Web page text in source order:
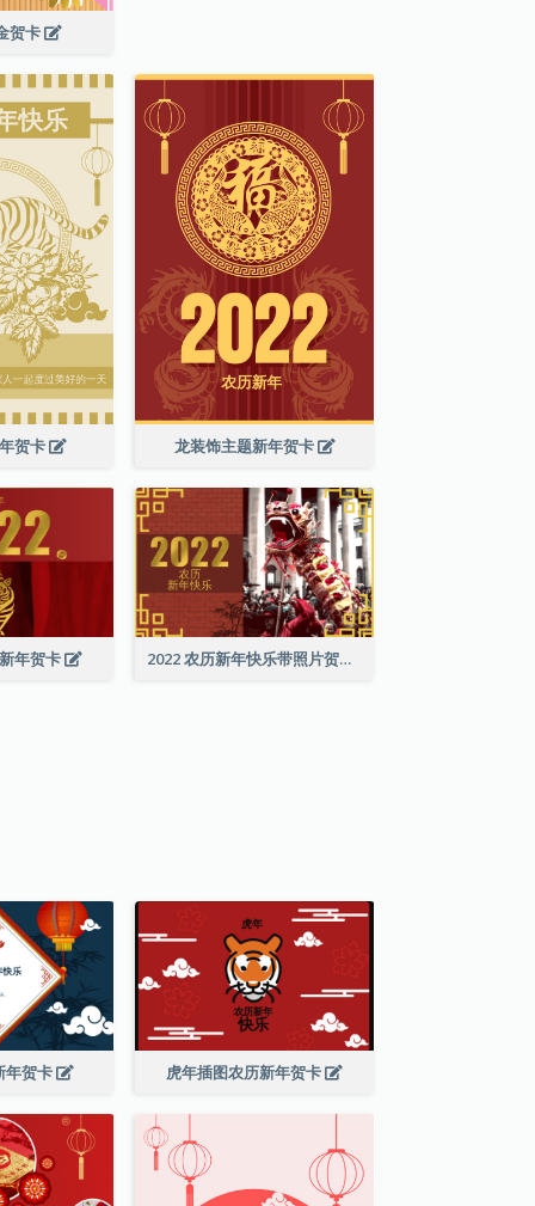
贺卡
贺卡 龙装饰主题新年贺卡
年贺卡 2022 农历新年快乐带照片贺卡
年贺卡 虎年插图农历新年贺卡